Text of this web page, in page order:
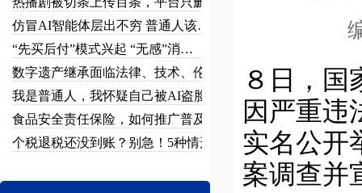
仿冒AI智能体层出不穷 普通人该…
“先买后付”模式兴起 “无感”消…
数字遗产继承面临法律、技术、伦理…
我是普通人，我怀疑自己被AI盗脸…
食品安全责任保险，如何推广普及？
个税退税还没到账？别急！5种情形…
８日，国
因严重违
实名公开
案调查并